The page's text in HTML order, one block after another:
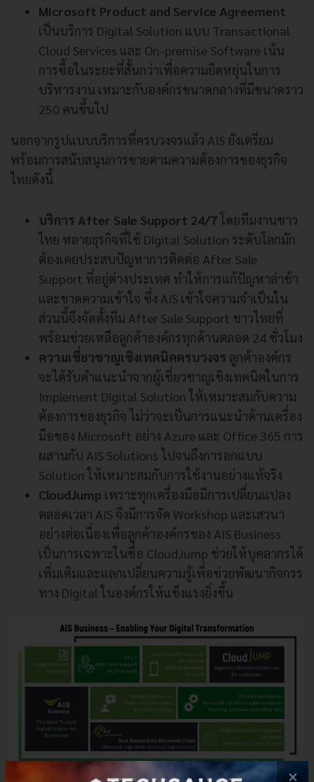
Microsoft Product and Service Agreement
เป็นบริการ Digital Solution แบบ Transactional
Cloud Services และ On-premise Software เน้น
การซื้อในระยะที่สั้นกว่าเพื่อความยืดหยุ่นในการ
บริหารงาน เหมาะกับองค์กรขนาดกลางที่มีขนาดราว
250 คนขึ้นไป
นอกจากรูปแบบบริการที่ครบวงจรแล้ว AIS ยังเตรียม
พร้อมการสนับสนุนการขายตามความต้องการของธุรกิจ
ไทยดังนี้
บริการ After Sale Support 24/7 โดยทีมงานชาว
ไทย หลายธุรกิจที่ใช้ Digital Solution ระดับโลกมัก
ต้องเคยประสบปัญหาการติดต่อ After Sale
Support ที่อยู่ต่างประเทศ ทำให้การแก้ปัญหาล่าช้า
และขาดความเข้าใจ ซึ่ง AIS เข้าใจความจำเป็นใน
ส่วนนี้จึงจัดตั้งทีม After Sale Support ชาวไทยที่
พร้อมช่วยเหลือลูกค้าองค์กรทุกด้านตลอด 24 ชั่วโมง
ความเชี่ยวชาญเชิงเทคนิคครบวงจร ลูกค้าองค์กร
จะได้รับคำแนะนำจากผู้เชี่ยวชาญเชิงเทคนิคในการ
Implement Digital Solution ให้เหมาะสมกับความ
ต้องการของธุรกิจ ไม่ว่าจะเป็นการแนะนำด้านเครื่อง
มือของ Microsoft อย่าง Azure และ Office 365 การ
ผสานกับ AIS Solutions ไปจนถึงการอกแบบ
Solution ให้เหมาะสมกับการใช้งานอย่างแท้จริง
CloudJump เพราะทุกเครื่องมือมีการเปลี่ยนแปลง
ตลอดเวลา AIS จึงมีการจัด Workshop และเสวนา
อย่างต่อเนื่องเพื่อลูกค้าองค์กรของ AIS Business
เป็นการเฉพาะในชื่อ CloudJump ช่วยให้บุคลากรได้
เพิ่มเติมและแลกเปลี่ยนความรู้เพื่อช่วยพัฒนากิจกรร
ทาง Digital ในองค์กรให้แข็งแรงยิ่งขึ้น
×